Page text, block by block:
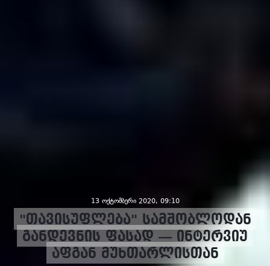
13 ოქტომბერი 2020, 09:10
"თავისუფლება" სამშობლოდან
განდევნის ფასად — ინტერვიუ
აფგან მუხთარლისთან